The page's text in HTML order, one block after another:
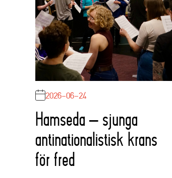
2026-06-24
Hamseda – sjunga
antinationalistisk krans
för fred